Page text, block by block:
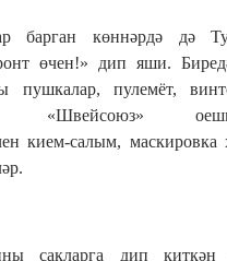
барган көннәрдә дә
өчен!» дип яши.
пушкалар, пулемёт,
«Швейсоюз»
кием-салым, маскировка
сакларга дип